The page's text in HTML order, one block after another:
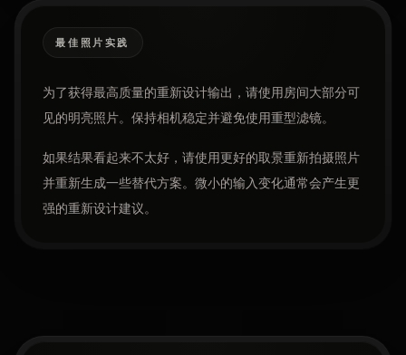
最佳照片实践
为了获得最高质量的重新设计输出，请使用房间大部分可
见的明亮照片。保持相机稳定并避免使用重型滤镜。
如果结果看起来不太好，请使用更好的取景重新拍摄照片
并重新生成一些替代方案。微小的输入变化通常会产生更
强的重新设计建议。